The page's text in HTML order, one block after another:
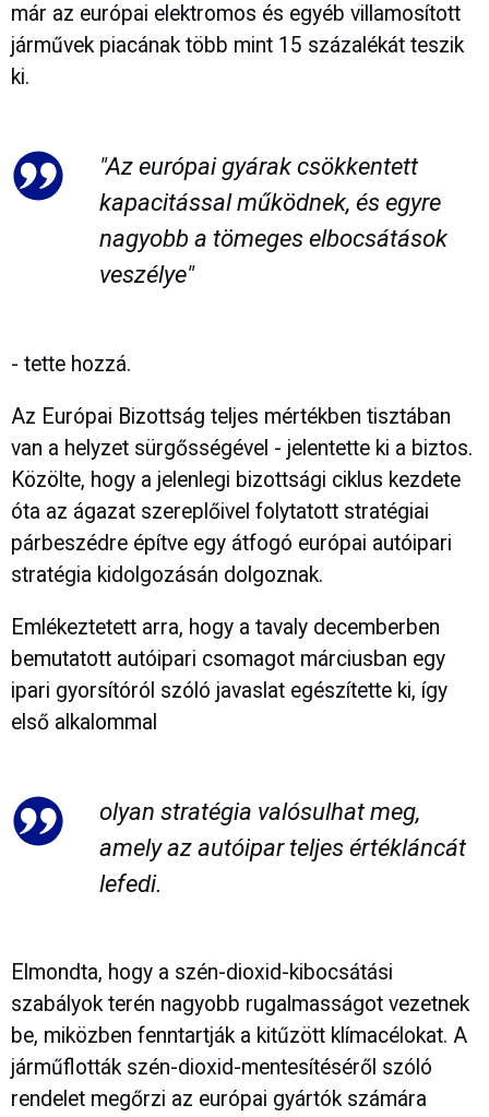
már az európai elektromos és egyéb villamosított
járművek piacának több mint 15 százalékát teszik
ki.
"Az európai gyárak csökkentett
kapacitással működnek, és egyre
nagyobb a tömeges elbocsátások
veszélye"
- tette hozzá.
Az Európai Bizottság teljes mértékben tisztában
van a helyzet sürgősségével - jelentette ki a biztos.
Közölte, hogy a jelenlegi bizottsági ciklus kezdete
óta az ágazat szereplőivel folytatott stratégiai
párbeszédre építve egy átfogó európai autóipari
stratégia kidolgozásán dolgoznak.
Emlékeztetett arra, hogy a tavaly decemberben
bemutatott autóipari csomagot márciusban egy
ipari gyorsítóról szóló javaslat egészítette ki, így
első alkalommal
olyan stratégia valósulhat meg,
amely az autóipar teljes értékláncát
lefedi.
Elmondta, hogy a szén-dioxid-kibocsátási
szabályok terén nagyobb rugalmasságot vezetnek
be, miközben fenntartják a kitűzött klímacélokat. A
járműflották szén-dioxid-mentesítéséről szóló
rendelet megőrzi az európai gyártók számára